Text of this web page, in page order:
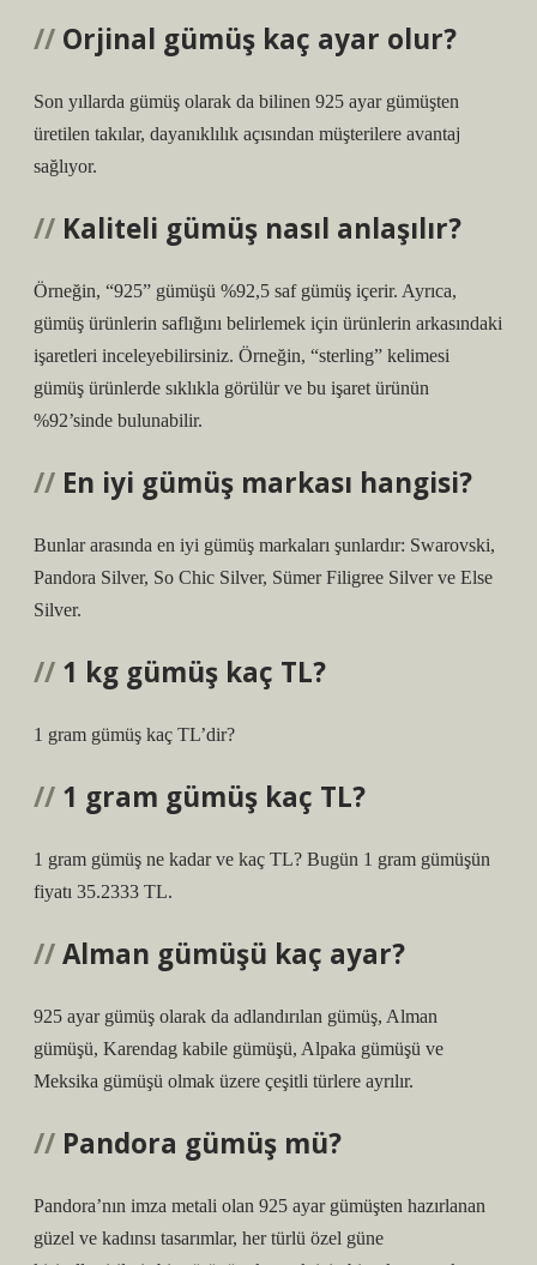
Orjinal gümüş kaç ayar olur?
Son yıllarda gümüş olarak da bilinen 925 ayar gümüşten
üretilen takılar, dayanıklılık açısından müşterilere avantaj
sağlıyor.
Kaliteli gümüş nasıl anlaşılır?
Örneğin, “925” gümüşü %92,5 saf gümüş içerir. Ayrıca,
gümüş ürünlerin saflığını belirlemek için ürünlerin arkasındaki
işaretleri inceleyebilirsiniz. Örneğin, “sterling” kelimesi
gümüş ürünlerde sıklıkla görülür ve bu işaret ürünün
%92’sinde bulunabilir.
En iyi gümüş markası hangisi?
Bunlar arasında en iyi gümüş markaları şunlardır: Swarovski,
Pandora Silver, So Chic Silver, Sümer Filigree Silver ve Else
Silver.
1 kg gümüş kaç TL?
1 gram gümüş kaç TL’dir?
1 gram gümüş kaç TL?
1 gram gümüş ne kadar ve kaç TL? Bugün 1 gram gümüşün
fiyatı 35.2333 TL.
Alman gümüşü kaç ayar?
925 ayar gümüş olarak da adlandırılan gümüş, Alman
gümüşü, Karendag kabile gümüşü, Alpaka gümüşü ve
Meksika gümüşü olmak üzere çeşitli türlere ayrılır.
Pandora gümüş mü?
Pandora’nın imza metali olan 925 ayar gümüşten hazırlanan
güzel ve kadınsı tasarımlar, her türlü özel güne